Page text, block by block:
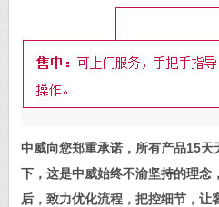
中威向您郑重承诺，所有产品15
下，这是中威始终不渝坚持的理念
后，致力优化流程，把控细节，让